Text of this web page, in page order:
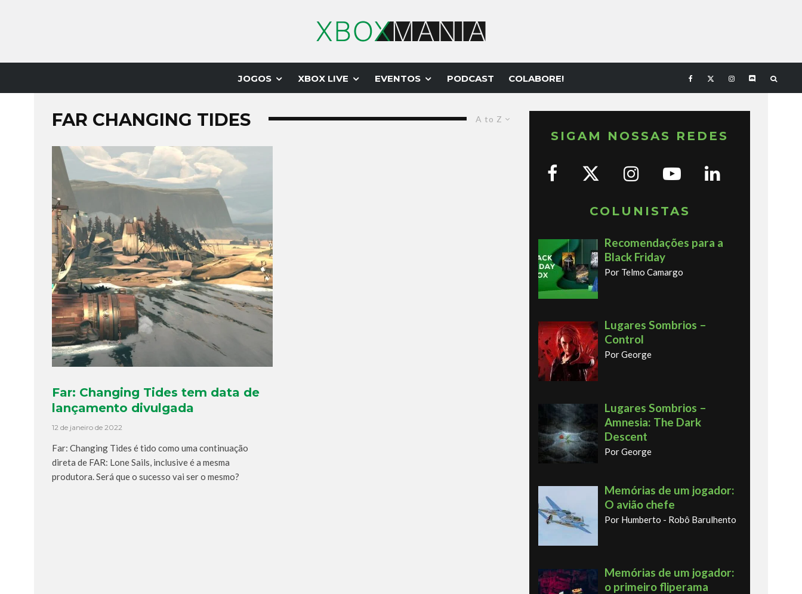
JOGOS XBOX LIVE EVENTOS PODCAST COLABORE!
A to Z
FAR CHANGING TIDES
Far: Changing Tides tem data de
lançamento divulgada
12 de janeiro de 2022
Far: Changing Tides é tido como uma continuação
direta de FAR: Lone Sails, inclusive é a mesma
produtora. Será que o sucesso vai ser o mesmo?
SIGAM NOSSAS REDES
COLUNISTAS
Recomendações para a
Black Friday
Por Telmo Camargo
Lugares Sombrios –
Control
Por George
Lugares Sombrios –
Amnesia: The Dark
Descent
Por George
Memórias de um jogador:
O avião chefe
Por Humberto - Robô Barulhento
Memórias de um jogador:
o primeiro fliperama